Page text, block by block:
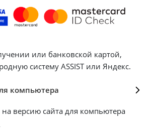
или банковской картой,
систему ASSIST или Яндекс.
компьютера
версию сайта для компьютера